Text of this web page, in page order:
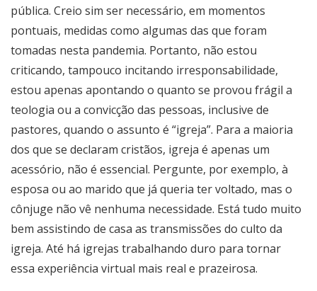
pública. Creio sim ser necessário, em momentos
pontuais, medidas como algumas das que foram
tomadas nesta pandemia. Portanto, não estou
criticando, tampouco incitando irresponsabilidade,
estou apenas apontando o quanto se provou frágil a
teologia ou a convicção das pessoas, inclusive de
pastores, quando o assunto é “igreja”. Para a maioria
dos que se declaram cristãos, igreja é apenas um
acessório, não é essencial. Pergunte, por exemplo, à
esposa ou ao marido que já queria ter voltado, mas o
cônjuge não vê nenhuma necessidade. Está tudo muito
bem assistindo de casa as transmissões do culto da
igreja. Até há igrejas trabalhando duro para tornar
essa experiência virtual mais real e prazeirosa.